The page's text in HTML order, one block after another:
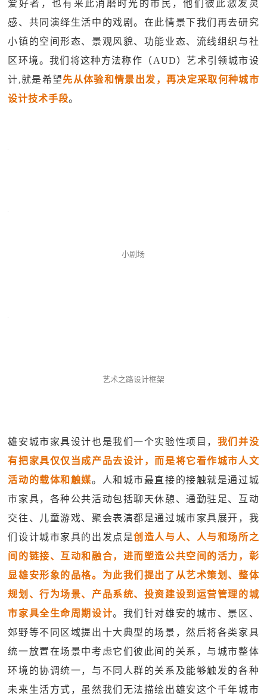
爱好者，也有来此消磨时光的市民，他们彼此激发灵
感、共同演绎生活中的戏剧。在此情景下我们再去研究
小镇的空间形态、景观风貌、功能业态、流线组织与社
区环境。我们将这种方法称作（AUD）艺术引领城市设
计,就是希望先从体验和情景出发，再决定采取何种城市
设计技术手段。
小剧场
艺术之路设计框架
雄安城市家具设计也是我们一个实验性项目， 我们并没
有把家具仅仅当成产品去设计，而是将它看作城市人文
活动的载体和触媒。人和城市最直接的接触就是通过城
市家具，各种公共活动包括聊天休憩、通勤驻足、互动
交往、儿童游戏、聚会表演都是通过城市家具展开，我
们设计城市家具的出发点是创造人与人、人与和场所之
间的链接、互动和融合，进而塑造公共空间的活力，彰
显雄安形象的品格。为此我们提出了从艺术策划、整体
规划、行为场景、产品系统、投资建设到运营管理的城
市家具全生命周期设计。我们针对雄安的城市、景区、
郊野等不同区域提出十大典型的场景，然后将各类家具
统一放置在场景中考虑它们彼此间的关系，与城市整体
环境的协调统一，与不同人群的关系及能够触发的各种
未来生活方式，虽然我们无法描绘出雄安这个千年城市